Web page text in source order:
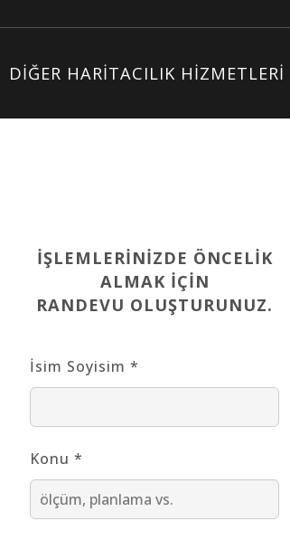
DİĞER HARİTACILIK HİZMETLERİ
İŞLEMLERİNİZDE ÖNCELİK
ALMAK İÇİN
RANDEVU OLUŞTURUNUZ.
İsim Soyisim *
Konu *